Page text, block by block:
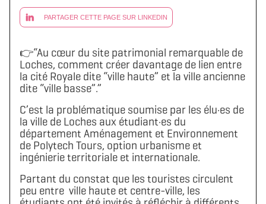
PARTAGER CETTE PAGE SUR LINKEDIN
👉“Au cœur du site patrimonial remarquable de
Loches, comment créer davantage de lien entre
la cité Royale dite “ville haute” et la ville ancienne
dite “ville basse”.”
C’est la problématique soumise par les élu·es de
la ville de Loches aux étudiant·es du
département Aménagement et Environnement
de Polytech Tours, option urbanisme et
ingénierie territoriale et internationale.
Partant du constat que les touristes circulent
peu entre ville haute et centre-ville, les